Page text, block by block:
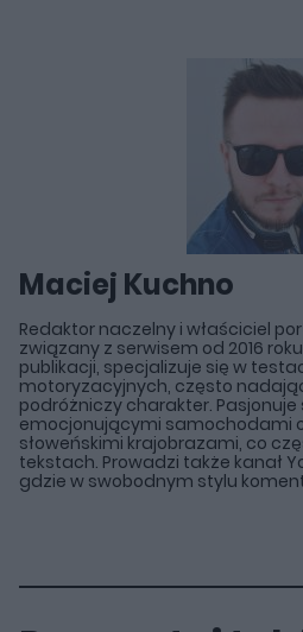
Maciej Kuchno
Redaktor naczelny i właściciel
związany z serwisem od 2016
publikacji, specjalizuje się w
motoryzacyjnych, często
podróżniczy charakter.
emocjonującymi samochodami
słoweńskimi krajobrazami, co
tekstach. Prowadzi także kanał
gdzie w swobodnym stylu